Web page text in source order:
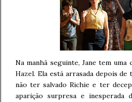
Na manhã seguinte, Jane tem uma
Hazel. Ela está arrasada depois
não ter salvado Richie e ter
aparição surpresa e inesperada